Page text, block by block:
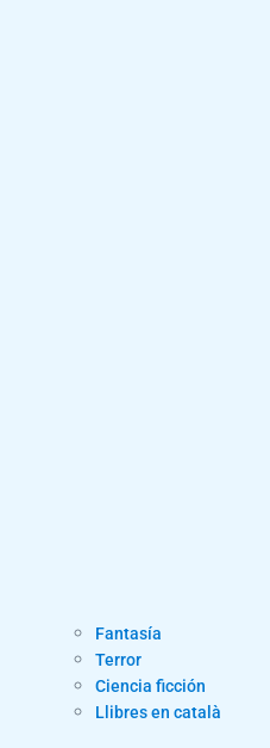
Fantasía
Terror
Ciencia ficción
Llibres en català